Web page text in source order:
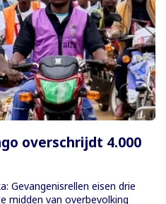
overschrijdt 4.000
Gevangenisrellen eisen drie
midden van overbevolking